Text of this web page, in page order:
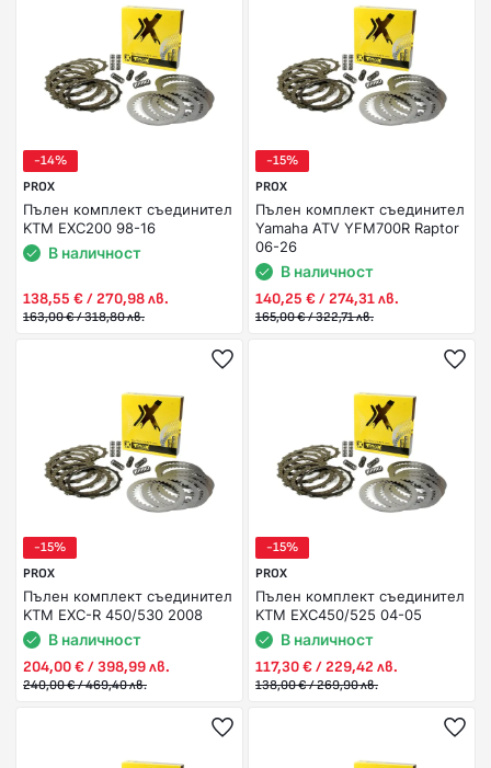
-14%
PROX
Пълен комплект съединител
KTM EXC200 98-16
В наличност
138,55 € / 270,98 лв.
163,00 € / 318,80 лв.
-15%
PROX
Пълен комплект съединител
Yamaha ATV YFM700R Raptor
06-26
В наличност
140,25 € / 274,31 лв.
165,00 € / 322,71 лв.
-15%
PROX
Пълен комплект съединител
KTM EXC-R 450/530 2008
В наличност
204,00 € / 398,99 лв.
240,00 € / 469,40 лв.
-15%
PROX
Пълен комплект съединител
KTM EXC450/525 04-05
В наличност
117,30 € / 229,42 лв.
138,00 € / 269,90 лв.